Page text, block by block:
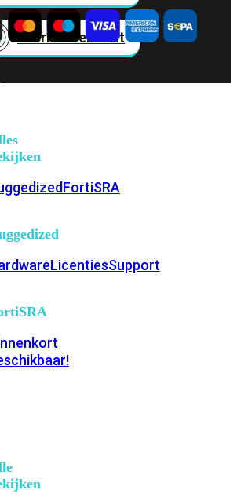
Fabric Overzicht
FortiSRA
LicentiesSupport